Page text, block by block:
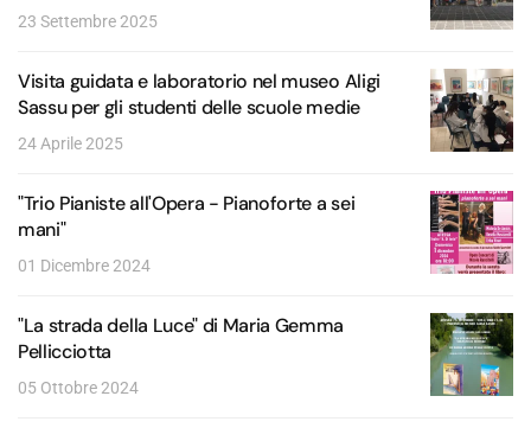
23 Settembre 2025
Visita guidata e laboratorio nel museo Aligi
Sassu per gli studenti delle scuole medie
24 Aprile 2025
"Trio Pianiste all'Opera - Pianoforte a sei
mani"
01 Dicembre 2024
"La strada della Luce" di Maria Gemma
Pellicciotta
05 Ottobre 2024